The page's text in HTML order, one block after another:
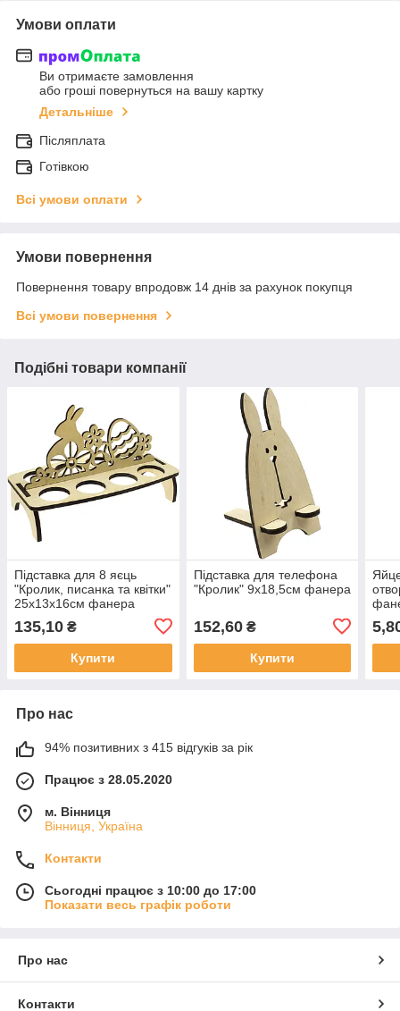
Умови оплати
Ви отримаєте замовлення
або гроші повернуться на вашу картку
Детальніше
Післяплата
Готівкою
Всі умови оплати
Умови повернення
Повернення товару впродовж 14 днів за рахунок покупця
Всі умови повернення
Подібні товари компанії
Підставка для 8 яєць
"Кролик, писанка та квітки"
25х13х16см фанера
135,10 ₴
Купити
Підставка для телефона
"Кролик" 9х18,5см фанера
152,60₴
Купити
Про нас
94% позитивних з 415 відгуків за рік
Працює з 28.05.2020
м. Вінниця
Вінниця, Україна
Контакти
Сьогодні працює з 10:00 до 17:00
Показати весь графік роботи
Про нас
Контакти